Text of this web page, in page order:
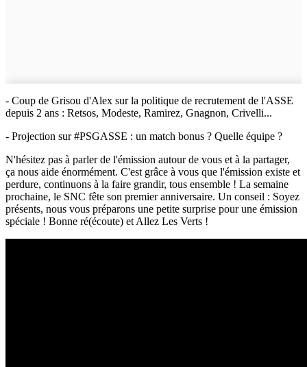
- Coup de Grisou d'Alex sur la politique de recrutement de l'ASSE
depuis 2 ans : Retsos, Modeste, Ramirez, Gnagnon, Crivelli...
- Projection sur #PSGASSE : un match bonus ? Quelle équipe ?
N'hésitez pas à parler de l'émission autour de vous et à la partager,
ça nous aide énormément. C'est grâce à vous que l'émission existe et
perdure, continuons à la faire grandir, tous ensemble ! La semaine
prochaine, le SNC fête son premier anniversaire. Un conseil : Soyez
présents, nous vous préparons une petite surprise pour une émission
spéciale ! Bonne ré(écoute) et Allez Les Verts !